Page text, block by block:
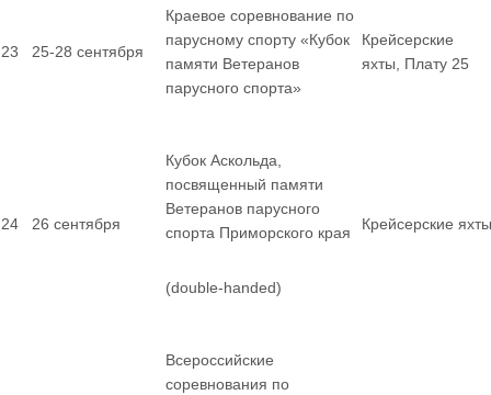
23 25-28 сентября
Краевое соревнование по
парусному спорту «Кубок
памяти Ветеранов
парусного спорта»
Крейсерские
яхты, Плату 25
24 26 сентября
Кубок Аскольда,
посвященный памяти
Ветеранов парусного
спорта Приморского края
(double-handed)
Крейсерские яхты
Всероссийские
соревнования по